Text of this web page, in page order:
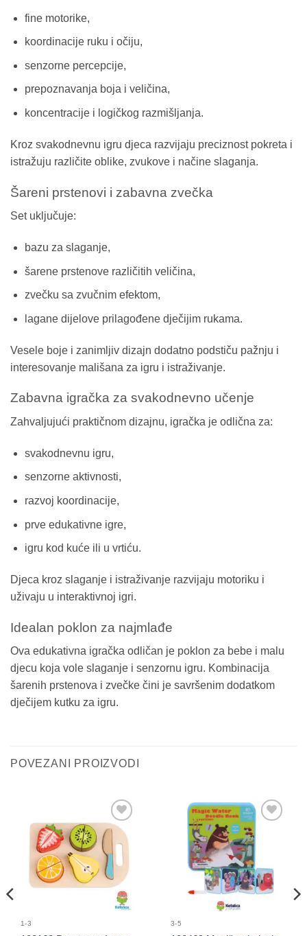
fine motorike,
koordinacije ruku i očiju,
senzorne percepcije,
prepoznavanja boja i veličina,
koncentracije i logičkog razmišljanja.
Kroz svakodnevnu igru djeca razvijaju preciznost pokreta i
istražuju različite oblike, zvukove i načine slaganja.
Šareni prstenovi i zabavna zvečka
Set uključuje:
bazu za slaganje,
šarene prstenove različitih veličina,
zvečku sa zvučnim efektom,
lagane dijelove prilagođene dječijim rukama.
Vesele boje i zanimljiv dizajn dodatno podstiču pažnju i
interesovanje mališana za igru i istraživanje.
Zabavna igračka za svakodnevno učenje
Zahvaljujući praktičnom dizajnu, igračka je odlična za:
svakodnevnu igru,
senzorne aktivnosti,
razvoj koordinacije,
prve edukativne igre,
igru kod kuće ili u vrtiću.
Djeca kroz slaganje i istraživanje razvijaju motoriku i
uživaju u interaktivnoj igri.
Idealan poklon za najmlađe
Ova edukativna igračka odličan je poklon za bebe i malu
djecu koja vole slaganje i senzornu igru. Kombinacija
šarenih prstenova i zvečke čini je savršenim dodatkom
dječijem kutku za igru.
POVEZANI PROIZVODI
Sačuvaj
proizvod
1-3
Sačuvaj
proizvod
3-5